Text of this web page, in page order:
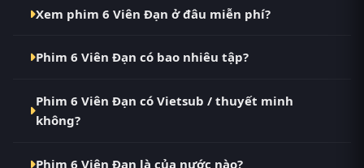
Xem phim 6 Viên Đạn ở đâu miễn phí?
phí tại RoPhim (phimvn2y.com) — không quảng cáo,
PhimMoi, MotPhim, MotChill, GhienPhim,
ThungPhim, Phim VN2, BiluTV, TVHay.
Phim 6 Viên Đạn có bao nhiêu tập?
RoPhim, các tập mới được cập nhật liên tục mỗi 10
phút khi nguồn có nội dung mới.
Phim 6 Viên Đạn có Vietsub / thuyết minh
không?
Phim 6 Viên Đạn là của nước nào?